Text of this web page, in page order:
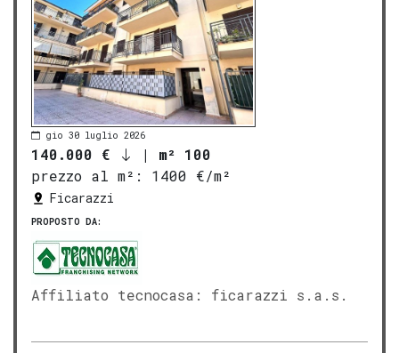
gio 30 luglio 2026
140.000 € | m² 100
prezzo al m²:
1400 €/m²
Ficarazzi
PROPOSTO DA:
Affiliato tecnocasa: ficarazzi s.a.s.